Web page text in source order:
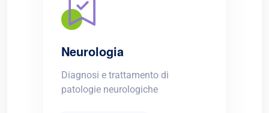
Neurologia
Diagnosi e trattamento di
patologie neurologiche